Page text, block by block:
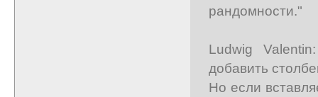
рандомности."
Ludwig
добавить
Но если